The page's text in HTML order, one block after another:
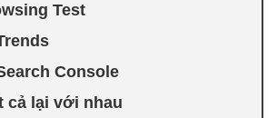
Test
Console
cả lại với nhau